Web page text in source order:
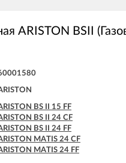
CLAS SYSTEM 24 CF
ARISTON CLAS SYSTEM 24 FF
CLAS SYSTEM 32 FF
EGIS PLUS 24 CF-EU
EGIS PLUS 24 FF
GENUS 24 CF
GENUS 24 FF
GENUS 28 CF
GENUS 28 FF
ARISTON BSII
BS II 15 FF
BS II 24 CF
BS II 24 FF
MATIS 24 CF
MATIS 24 FF